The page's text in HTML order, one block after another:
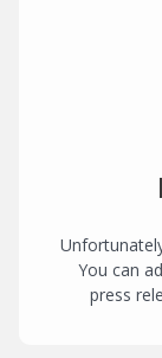
You can
press